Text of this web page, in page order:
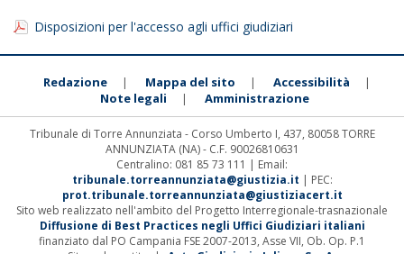
Disposizioni per l'accesso agli uffici giudiziari
Redazione | Mappa del sito | Accessibilità |
Note legali | Amministrazione
Tribunale di Torre Annunziata - Corso Umberto I, 437, 80058 TORRE
ANNUNZIATA (NA) - C.F. 90026810631
Centralino: 081 85 73 111 | Email:
tribunale.torreannunziata@giustizia.it | PEC:
prot.tribunale.torreannunziata@giustiziacert.it
Sito web realizzato nell'ambito del Progetto Interregionale-trasnazionale
Diffusione di Best Practices negli Uffici Giudiziari italiani
finanziato dal PO Campania FSE 2007-2013, Asse VII, Ob. Op. P.1